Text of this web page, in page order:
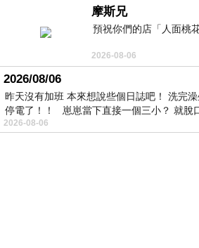
摩斯兄
預祝你們的店「人面桃
2026-08-06
2026/08/06
昨天沒有加班 本來想說些個日誌吧！ 洗完
停電了！！ 崽崽當下直接一個三小？ 就脫
2026-08-06